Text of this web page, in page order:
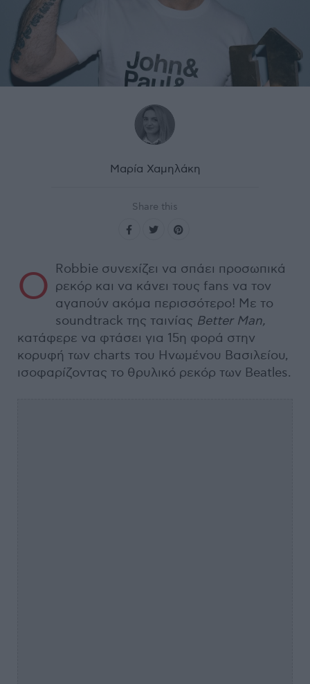
Μαρία Χαμηλάκη
Share this
Ο
Robbie συνεχίζει να σπάει προσωπικά
ρεκόρ και να κάνει τους fans να τον
αγαπούν ακόμα περισσότερο! Με το
soundtrack της ταινίας Better Man,
κατάφερε να φτάσει για 15η φορά στην
κορυφή των charts του Ηνωμένου Βασιλείου,
ισοφαρίζοντας το θρυλικό ρεκόρ των Beatles.